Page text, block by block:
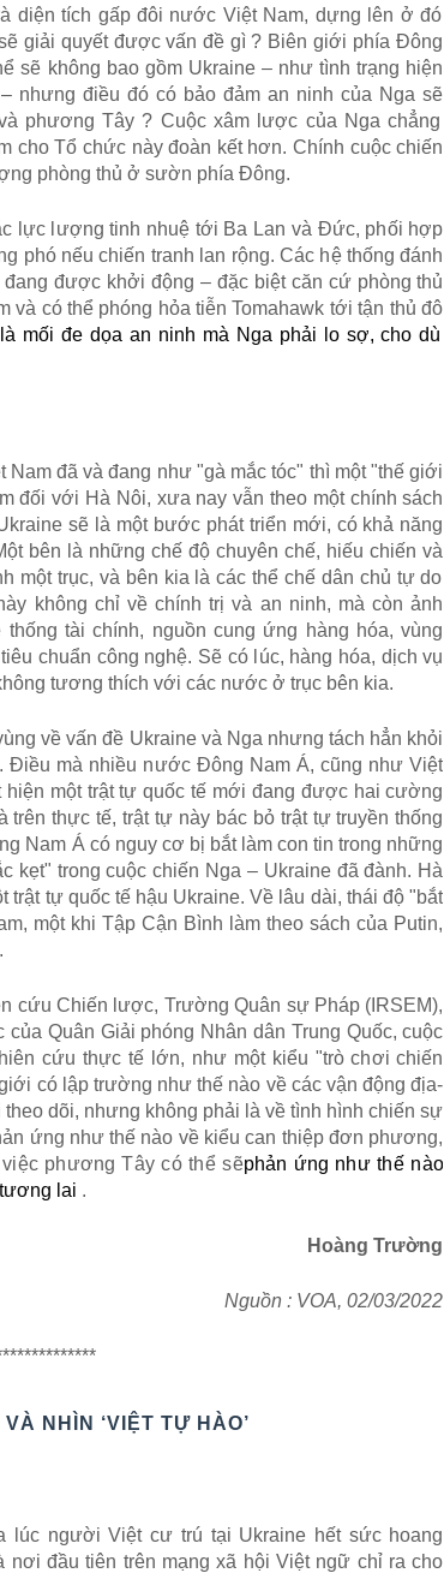
à diện tích gấp đôi nước Việt Nam, dựng lên ở đó
ẽ giải quyết được vấn đề gì? Biên giới phía Đông
ể sẽ không bao gồm Ukraine –như tình trạng hiện
– nhưng điềuđó có bảođảm an ninh của Nga sẽ
à phương Tây ? Cuộc xâm l ược của Nga chẳng
cho Tổ chức nàyđoàn kết hơn. Chính cuộc chiến
ng phòng thủ ở sườn phía Đông.
c l ực l ượng tinh nhuệ tới Ba Lan và Đức, phối hợp
phónếu chiến tranh lan rộng. Các hệthốngđánh
đangđược khởiđộng– đặc biệt căn cứphòng thủ
và cóthểphóng hỏa tiễn Tomahawk tới tận thủ đô
à mối đe dọa an ninh mà Nga phải lo sợ, cho dù
t Namđã và đang như "gà mắc tóc" thìmột"thế giới
mđối với Hà Nôi, xưa nay vẫn theo một chính sách
sẽ là một bước phát triển mới, cókhả năng
ột bên là những chế độchuyên chế, hiếu chiến và
một trục, và bên kia là các thể chếdân chủ tựdo
ày không chỉvềchính trị và an ninh, mà cònảnh
thống tài chính, nguồn cung ứng hàng hóa, vùng
tiêu chuẩn công nghệ. Sẽ cól úc, hàng hóa, dịch vụ
ông tương thích với các nước ở trục bên kia.
ùng về vấnđề Ukraine và Nga nhưng tách hẳn khỏi
Điều mà nhiều nước Đông Nam Á, cũng như Việt
hiện một trật tự quốc tế mới đang được hai cường
trên thực tế, trật tự này bác bỏtrật tựtruyền thống
ng Nam Á cónguy cơ bị bắt l àm con tin trong những
c kẹt" trong cuộc chiến Nga –Ukraine đã đành. Hà
t trật tựquốc tếhậu Ukraine. Về lâu dài, thái độ "bắt
một khi Tập Cận Bình làm theo sách của Putin,
n cứu Chiến l ược, Trường Quân sựPháp (IRSEM),
của Quân Giải phóng Nhân dân Trung Quốc, cuộc
ên cứu thực tế lớn, nhưmột kiểu "tròchơi chiến
ới cól ập trường như thế nào vềcác vậnđộngđịa-
dõi, nhưng không phải là về tình hình chiến sự
ản ứng nhưthế nào vềkiểu can thiệp đơn phương,
ệc phương Tây cóthểsẽphản ứng nhưthếnào
ương lai .
Hoàng Trường
Nguồn : VOA, 02/03/2022
VÀ NHÌN ‘VI ỆT TỰHÀO’
l úc người Việt cư trú tại Ukraine hết sức hoang
nơiđầu tiên trên mạng xã hội Việt ngữ chỉra cho